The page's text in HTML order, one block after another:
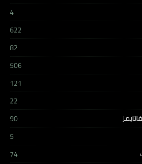
4
622
82
506
121
22
90
5
74